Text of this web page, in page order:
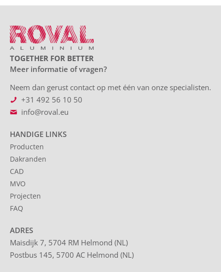
TOGETHER FOR BETTER
Meer informatie of vragen?
Neem dan gerust contact op met één van onze specialisten.
+31 492 56 10 50
info@roval.eu
HANDIGE LINKS
Producten
Dakranden
CAD
MVO
Projecten
FAQ
ADRES
Maisdijk 7, 5704 RM Helmond (NL)
Postbus 145, 5700 AC Helmond (NL)